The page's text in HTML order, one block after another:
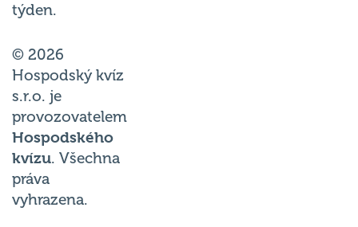
týden.
© 2026
Hospodský kvíz
s.r.o. je
provozovatelem
Hospodského
kvízu. Všechna
práva
vyhrazena.